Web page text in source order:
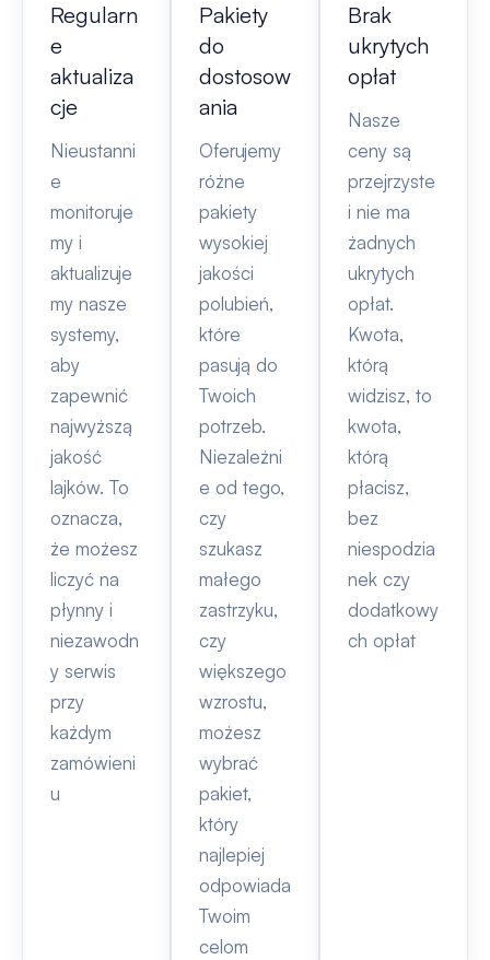
Regularn
e
aktualiza
cje
Nieustanni
e
monitoruje
my i
aktualizuje
my nasze
systemy,
aby
zapewnić
najwyższą
jakość
lajków. To
oznacza,
że możesz
liczyć na
płynny i
niezawodn
y serwis
przy
każdym
zamówieni
u
Pakiety
do
dostosow
ania
Oferujemy
różne
pakiety
wysokiej
jakości
polubień,
które
pasują do
Twoich
potrzeb.
Niezależni
e od tego,
czy
szukasz
małego
zastrzyku,
czy
większego
wzrostu,
możesz
wybrać
pakiet,
który
najlepiej
odpowiada
Twoim
celom
Brak
ukrytych
opłat
Nasze
ceny są
przejrzyste
i nie ma
żadnych
ukrytych
opłat.
Kwota,
którą
widzisz, to
kwota,
którą
płacisz,
bez
niespodzia
nek czy
dodatkowy
ch opłat